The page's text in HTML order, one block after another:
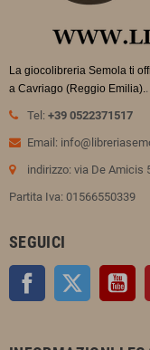
La giocolibreria Semola ti
a Cavriago (Reggio Emilia)..
Tel: +39 0522371517
Email:
indirizzo: via De Amicis
Partita Iva: 01566550339
SEGUICI
Facebook Twitter